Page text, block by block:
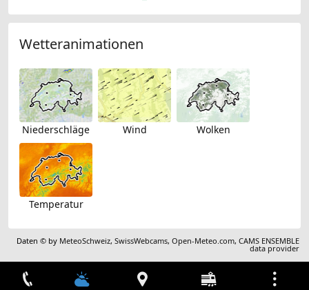
Wetteranimationen
Niederschläge Wind Wolken
Temperatur
Daten © by MeteoSchweiz,SwissWebcams,Open-Meteo.com,CAMS ENSEMBLE
data provider